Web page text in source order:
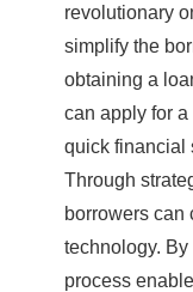
revolutionary
simplify the
obtaining a
can apply for
quick financial
Through
borrowers can
technology.
process